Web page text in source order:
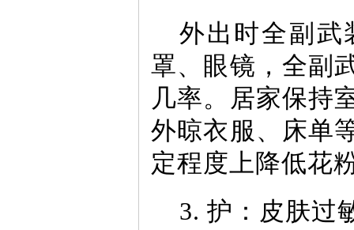
外出时全副武
罩、眼镜，全副
几率。居家保持
外晾衣服、床单
定程度上降低花
3. 护：皮肤过